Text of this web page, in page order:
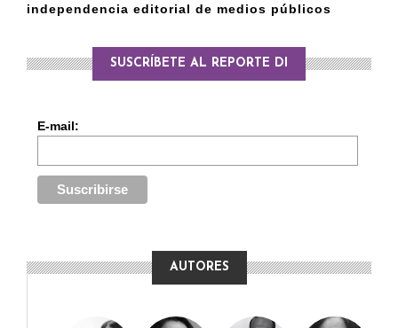
independencia editorial de medios públicos
SUSCRÍBETE AL REPORTE DI
E-mail:
AUTORES